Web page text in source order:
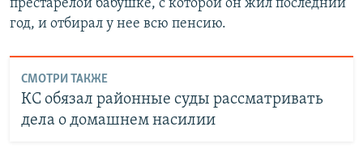
престарелой бабушке, с которой он жил последний
год, и отбирал у нее всю пенсию.
СМОТРИ ТАКЖЕ
КС обязал районные суды рассматривать
дела о домашнем насилии